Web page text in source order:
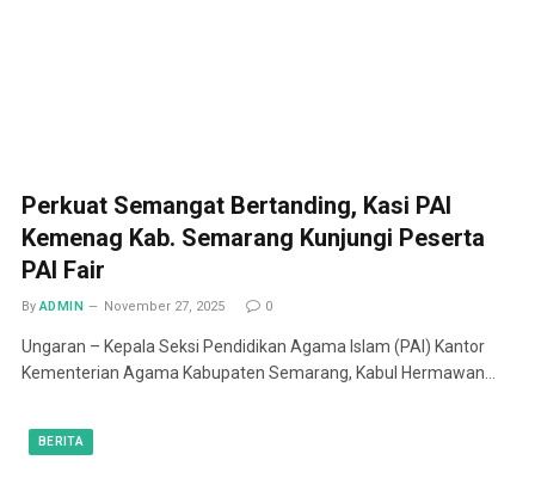
Perkuat Semangat Bertanding, Kasi PAI
Kemenag Kab. Semarang Kunjungi Peserta
PAI Fair
By ADMIN November 27, 2025 0
Ungaran – Kepala Seksi Pendidikan Agama Islam (PAI) Kantor
Kementerian Agama Kabupaten Semarang, Kabul Hermawan…
BERITA